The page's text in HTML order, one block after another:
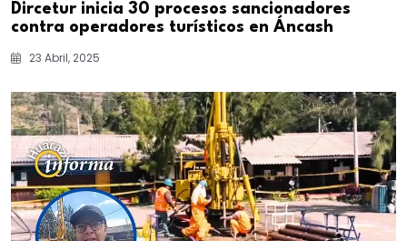
Dircetur inicia 30 procesos sancionadores
contra operadores turísticos en Áncash
23 Abril, 2025